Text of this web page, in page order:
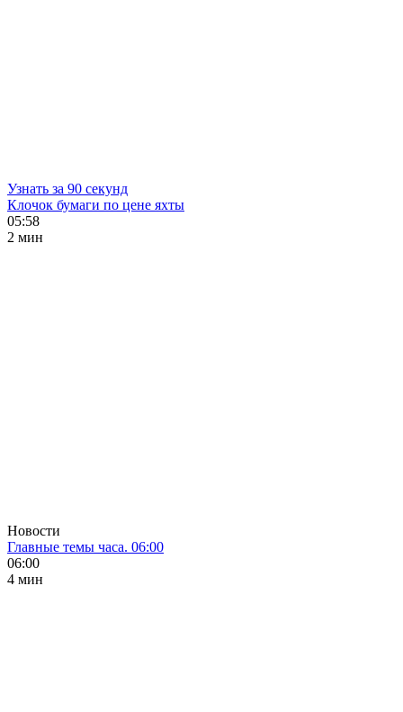
Узнать за 90 секунд
Клочок бумаги по цене яхты
05:58
2 мин
Новости
Главные темы часа. 06:00
06:00
4 мин